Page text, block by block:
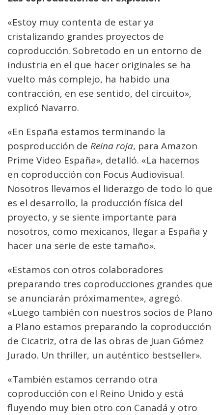
«Estoy muy contenta de estar ya
cristalizando grandes proyectos de
coproducción. Sobretodo en un entorno de
industria en el que hacer originales se ha
vuelto más complejo, ha habido una
contracción, en ese sentido, del circuito»,
explicó Navarro.
«En España estamos terminando la
posproducción de Reina roja, para Amazon
Prime Video España», detalló. «La hacemos
en coproducción con Focus Audiovisual.
Nosotros llevamos el liderazgo de todo lo que
es el desarrollo, la producción física del
proyecto, y se siente importante para
nosotros, como mexicanos, llegar a España y
hacer una serie de este tamaño».
«Estamos con otros colaboradores
preparando tres coproducciones grandes que
se anunciarán próximamente», agregó.
«Luego también con nuestros socios de Plano
a Plano estamos preparando la coproducción
de Cicatriz, otra de las obras de Juan Gómez
Jurado. Un thriller, un auténtico bestseller».
«También estamos cerrando otra
coproducción con el Reino Unido y está
fluyendo muy bien otro con Canadá y otro